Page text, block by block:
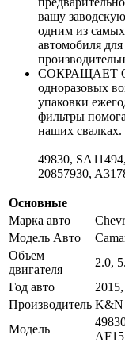
вашу
одним из
автомобиля
СОКРАЩАЕТ
одноразовых
упаковки
фильтры
наших свалках.
49830,
20857930,
Основные
Марка авто
Модель Авто
Объем
двигателя
2.0,
Год авто
Производитель K&N
Модель